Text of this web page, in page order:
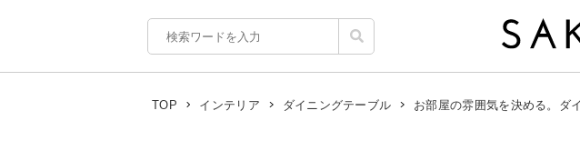
TOP インテリア ダイニングテーブル お部屋の雰囲気を決める。ダ